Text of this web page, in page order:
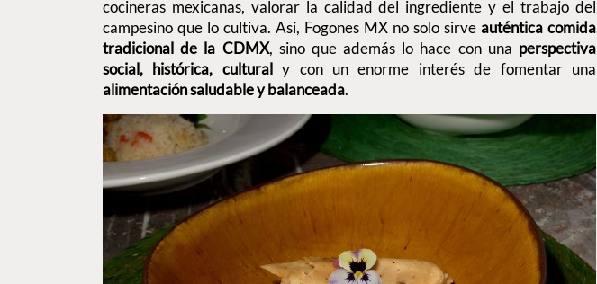
cocineras mexicanas, valorar la calidad del ingrediente y el trabajo del
campesino que lo cultiva. Así, Fogones MX no solo sirve auténtica comida
tradicional de la CDMX, sino que además lo hace con una perspectiva
social, histórica, culturaly con un enorme interés de fomentar una
alimentación saludable y balanceada.